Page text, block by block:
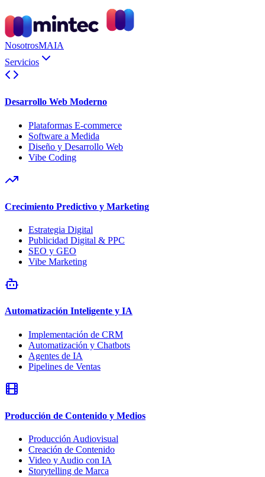
NosotrosMAIA
Servicios
Desarrollo Web Moderno
Plataformas E-commerce
Software a Medida
Diseño y Desarrollo Web
Vibe Coding
Crecimiento Predictivo y Marketing
Estrategia Digital
Publicidad Digital & PPC
SEO y GEO
Vibe Marketing
Automatización Inteligente y IA
Implementación de CRM
Automatización y Chatbots
Agentes de IA
Pipelines de Ventas
Producción de Contenido y Medios
Producción Audiovisual
Creación de Contenido
Video y Audio con IA
Storytelling de Marca